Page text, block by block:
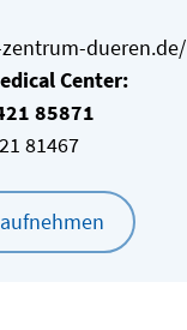
dueren.de/
Center:
85871
81467